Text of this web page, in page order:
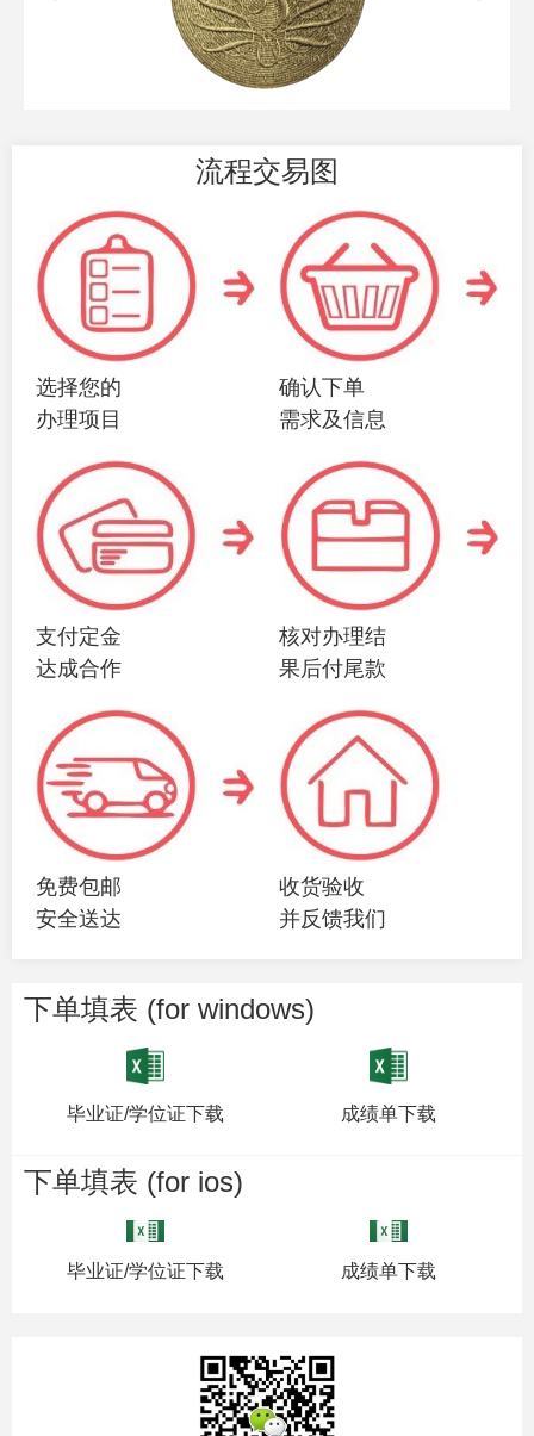
流程交易图
选择您的
办理项目
确认下单
需求及信息
支付定金
达成合作
核对办理结
果后付尾款
免费包邮
安全送达
收货验收
并反馈我们
下单填表 (for windows)
毕业证/学位证下载 成绩单下载
下单填表 (for ios)
毕业证/学位证下载 成绩单下载